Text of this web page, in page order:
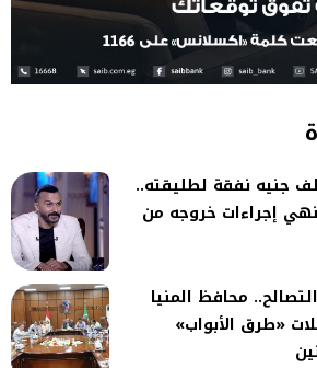
سداد 486 ألف جنيه نفقة لطليقته..
إجراءات خروجه من
محافظ المنيا
«طرق الأبواب»